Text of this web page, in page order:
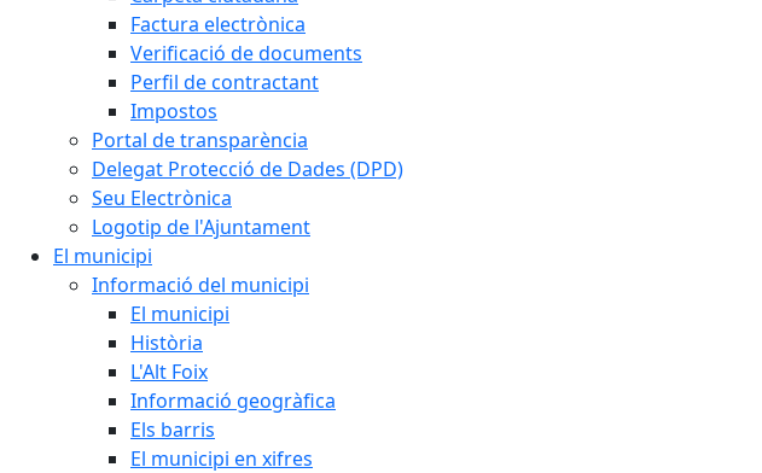
Factura electrònica
Verificació de documents
Perfil de contractant
Impostos
Portal de transparència
Delegat Protecció de Dades (DPD)
Seu Electrònica
Logotip de l'Ajuntament
El municipi
Informació del municipi
El municipi
Història
L'Alt Foix
Informació geogràfica
Els barris
El municipi en xifres